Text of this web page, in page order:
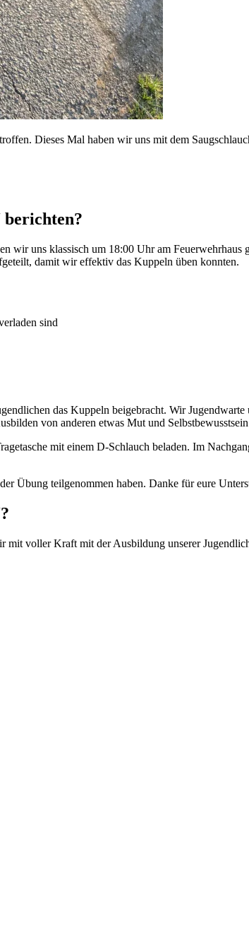
Dieses Mal haben wir uns mit dem
berichten?
wir uns klassisch um 18:00 Uhr am
damit wir effektiv das Kuppeln üben konnten.
sind
das Kuppeln beigebracht. Wir
von anderen etwas Mut und
mit einem D-Schlauch beladen. Im
Übung teilgenommen haben. Danke für eure
voller Kraft mit der Ausbildung unserer